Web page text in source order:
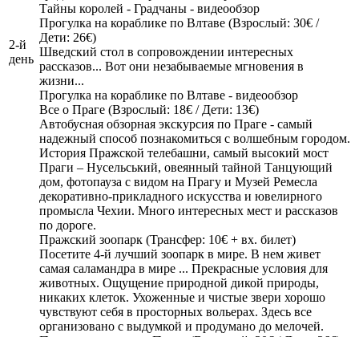
2-й
день
Тайны королей - Градчаны - видеообзор
Прогулка на кораблике по Влтаве (Взрослый: 30€ /
Дети: 26€)
Шведский стол в сопровождении интересных
рассказов... Вот они незабываемые мгновения в
жизни...
Прогулка на кораблике по Влтаве - видеообзор
Все о Праге (Взрослый: 18€ / Дети: 13€)
Автобусная обзорная экскурсия по Праге - самый
надежный способ познакомиться с волшебным городом.
История Пражской телебашни, самый высокий мост
Праги – Нусельський, овеянный тайной Танцующий
дом, фотопауза с видом на Прагу и Музей Ремесла
декоративно-прикладного искусства и ювелирного
промысла Чехии. Много интересных мест и рассказов
по дороге.
Пражский зоопарк (Трансфер: 10€ + вх. билет)
Посетите 4-й лучший зоопарк в мире. В нем живет
самая саламандра в мире ... Прекрасные условия для
животных. Ощущение природной дикой природы,
никаких клеток. Ухоженные и чистые звери хорошо
чувствуют себя в просторных вольерах. Здесь все
организовано с выдумкой и продумано до мелочей.